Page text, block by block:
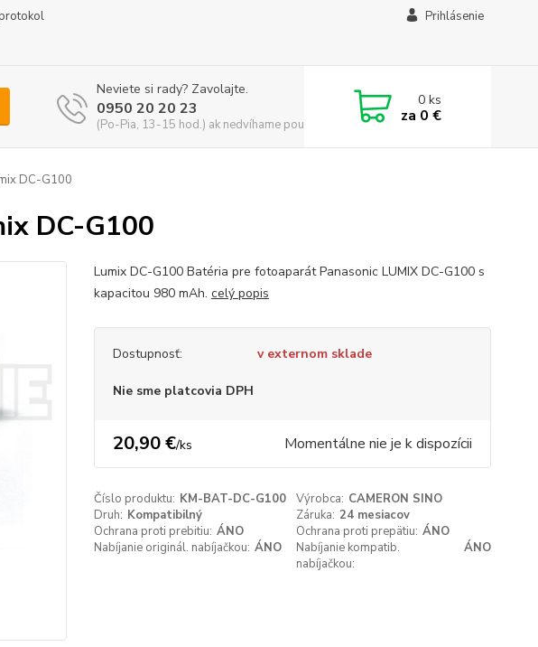
Prihlásenie
Neviete si rady? Zavolajte.
0950 20 20 23
(Po-Pia, 13-15 hod.) ak nedvíhame použite CHATBOX
0ks
za 0 €
DC-G100
DC-G100
Lumix DC-G100 Batéria pre fotoaparát Panasonic LUMIX DC-G100 s
kapacitou 980 mAh. celý popis
Dostupnosť: v externom sklade
Nie sme platcovia DPH
20,90 €/ks Momentálne nie je k dispozícii
Číslo produktu: KM-BAT-DC-G100 Výrobca: CAMERON SINO
Druh: Kompatibilný Záruka: 24 mesiacov
Ochrana proti prebitiu: ÁNO Ochrana proti prepätiu: ÁNO
Nabíjanie originál. nabíjačkou: ÁNO
Nabíjanie kompatib.
nabíjačkou:
ÁNO